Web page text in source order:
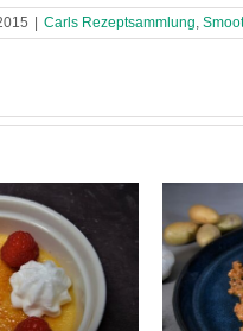
| Carls Rezeptsammlung